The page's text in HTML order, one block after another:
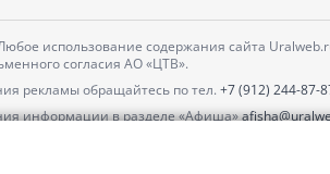
использование содержания сайта
согласия АО «ЦТВ».
рекламы обращайтесь по тел. +7 (912) 244-87-
информации в разделе «Афиша»